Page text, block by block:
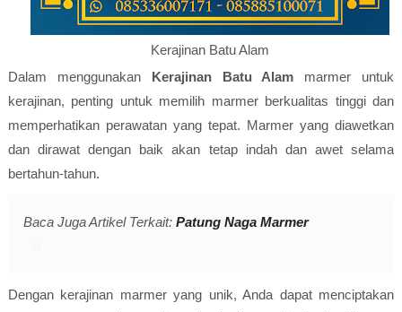
Kerajinan Batu Alam
Dalam menggunakan Kerajinan Batu Alam marmer untuk
kerajinan, penting untuk memilih marmer berkualitas tinggi dan
memperhatikan perawatan yang tepat. Marmer yang diawetkan
dan dirawat dengan baik akan tetap indah dan awet selama
bertahun-tahun.
Baca Juga Artikel Terkait: Patung Naga Marmer
Dengan kerajinan marmer yang unik, Anda dapat menciptakan